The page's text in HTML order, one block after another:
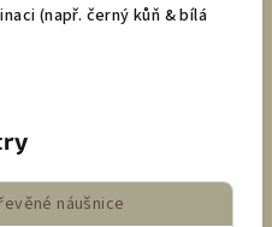
(např. černý kůň & bílá
náušnice